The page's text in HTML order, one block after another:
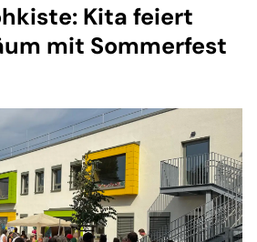
Kita feiert
mit Sommerfest